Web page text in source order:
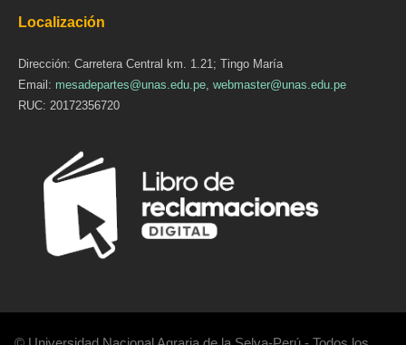
Localización
Dirección: Carretera Central km. 1.21; Tingo María
Email: mesadepartes@unas.edu.pe, webmaster@unas.edu.pe
RUC: 20172356720